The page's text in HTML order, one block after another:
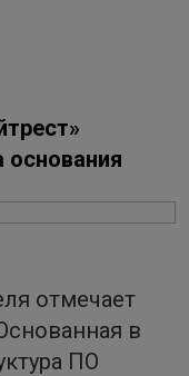
основания
отмечает
в
ПО